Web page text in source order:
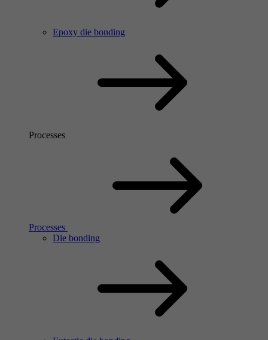
Epoxy die bonding
Processes
Processes
Die bonding